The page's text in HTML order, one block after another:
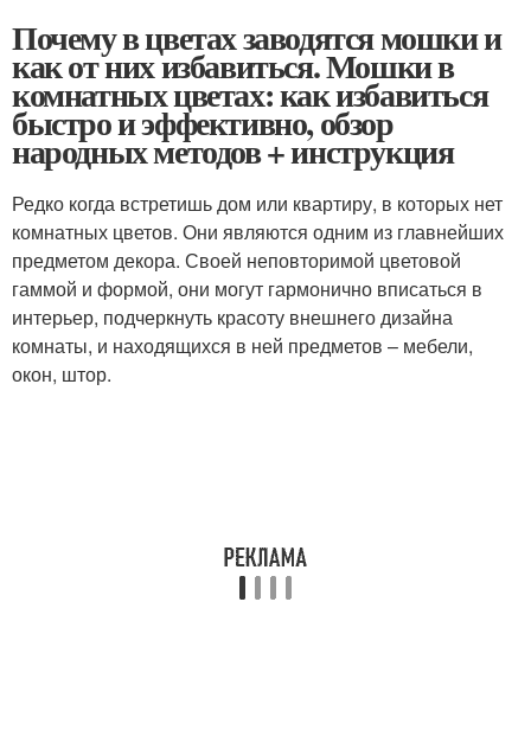
Почему в цветах заводятся мошки и
как от них избавиться. Мошки в
комнатных цветах: как избавиться
быстро и эффективно, обзор
народных методов + инструкция
Редко когда встретишь дом или квартиру, в которых нет
комнатных цветов. Они являются одним из главнейших
предметом декора. Своей неповторимой цветовой
гаммой и формой, они могут гармонично вписаться в
интерьер, подчеркнуть красоту внешнего дизайна
комнаты, и находящихся в ней предметов – мебели,
окон, штор.